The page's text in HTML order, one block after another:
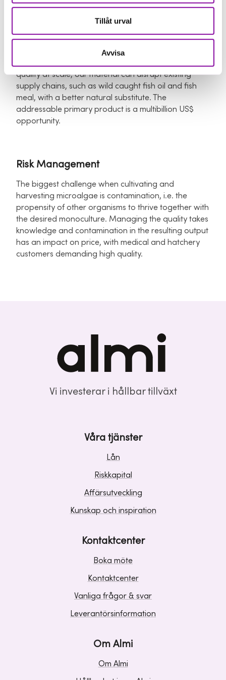
Tillåt urval
Avvisa
There are several premium addressable markets
where high quality microalgae material is a desirable
quality at scale, our material can disrupt existing
supply chains, such as wild caught fish oil and fish
meal, with a better natural substitute. The
addressable primary product is a multibillion US$
opportunity.
Risk Management
The biggest challenge when cultivating and
harvesting microalgae is contamination, i.e. the
propensity of other organisms to thrive together with
the desired monoculture. Managing the quality takes
knowledge and contamination in the resulting output
has an impact on price, with medical and hatchery
customers demanding high quality.
Vi investerar i hållbar tillväxt
Våra tjänster
Lån
Riskkapital
Affärsutveckling
Kunskap och inspiration
Kontaktcenter
Boka möte
Kontaktcenter
Vanliga frågor & svar
Leverantörsinformation
Om Almi
Om Almi